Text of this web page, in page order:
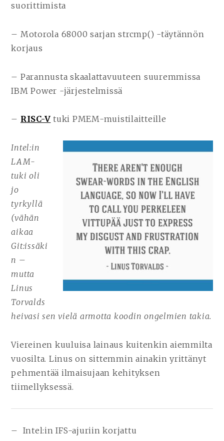
suorittimista
– Motorola 68000 sarjan strcmp() -täytännön
korjaus
– Parannusta skaalattavuuteen suuremmissa
IBM Power -järjestelmissä
– RISC-V tuki PMEM-muistilaitteille
Intel:in
LAM-
tuki oli
jo
tyrkyllä
(vähän
aikaa
Git:issäki
n –
mutta
Linus
Torvalds
heivasi sen vielä armotta koodin ongelmien takia.
Viereinen kuuluisa lainaus kuitenkin aiemmilta
vuosilta. Linus on sittemmin ainakin yrittänyt
pehmentää ilmaisujaan kehityksen
tiimellyksessä.
– Intel:in IFS-ajuriin korjattu